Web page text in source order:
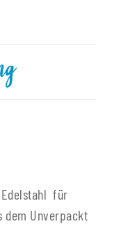
Edelstahl für
dem Unverpackt